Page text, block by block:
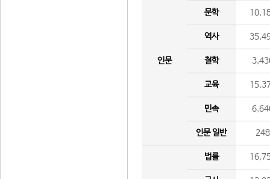
인문
문학
역사
철학
교육
민속
인문 일반 248
법률